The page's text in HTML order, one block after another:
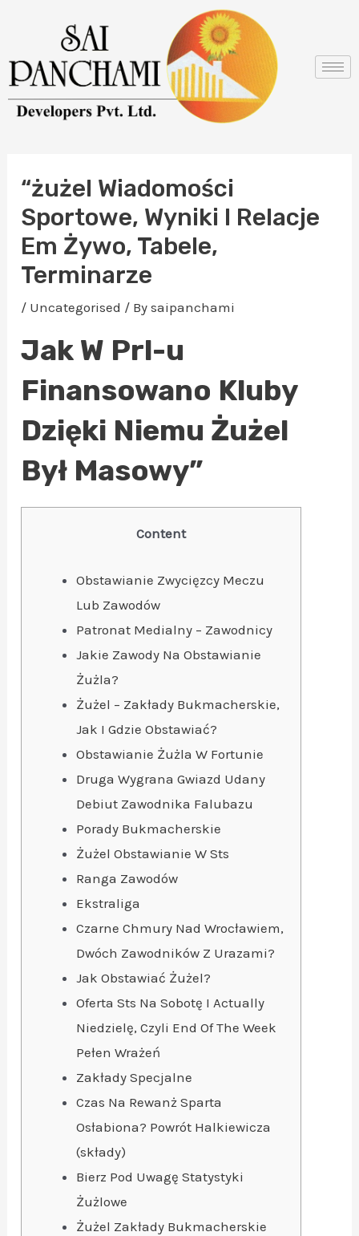
content
“żużel Wiadomości
Sportowe, Wyniki I Relacje
Em Żywo, Tabele,
Terminarze
/ Uncategorised / Bysaipanchami
Jak W Prl-u
Finansowano Kluby
Dzięki Niemu Żużel
Był Masowy”
Content
Obstawianie Zwycięzcy Meczu
Lub Zawodów
Patronat Medialny – Zawodnicy
Jakie Zawody Na Obstawianie
Żużla?
Żużel – Zakłady Bukmacherskie,
Jak I Gdzie Obstawiać?
Obstawianie Żużla W Fortunie
Druga Wygrana Gwiazd Udany
Debiut Zawodnika Falubazu
Porady Bukmacherskie
Żużel Obstawianie W Sts
Ranga Zawodów
Ekstraliga
Czarne Chmury Nad Wrocławiem,
Dwóch Zawodników Z Urazami?
Jak Obstawiać Żużel?
Oferta Sts Na Sobotę I Actually
Niedzielę, Czyli End Of The Week
Pełen Wrażeń
Zakłady Specjalne
Czas Na Rewanż Sparta
Osłabiona? Powrót Halkiewicza
(składy)
Bierz Pod Uwagę Statystyki
Żużlowe
Żużel Zakłady Bukmacherskie
navigation